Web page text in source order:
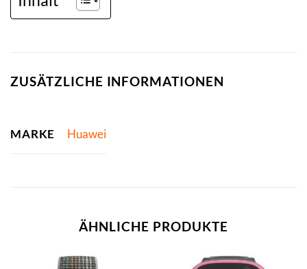
ZUSÄTZLICHE INFORMATIONEN
MARKE Huawei
ÄHNLICHE PRODUKTE